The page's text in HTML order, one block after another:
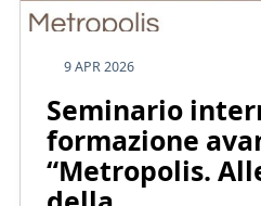
9 APR 2026
Seminario
formazione
“Metropolis.